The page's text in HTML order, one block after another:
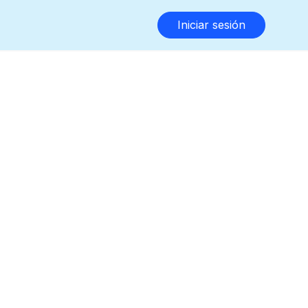
Iniciar sesión